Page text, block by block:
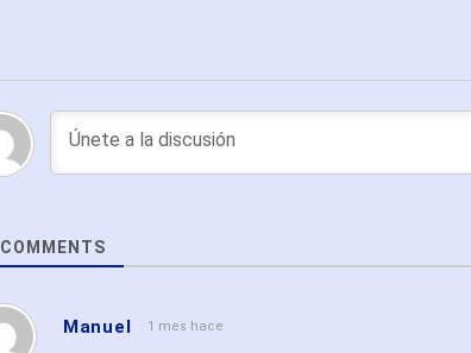
COMMENTS
Manuel 1 mes hace